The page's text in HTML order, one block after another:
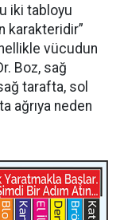
iki tabloyu
karakteridir”
vücudun
Boz, sağ
tarafta, sol
ağrıya neden